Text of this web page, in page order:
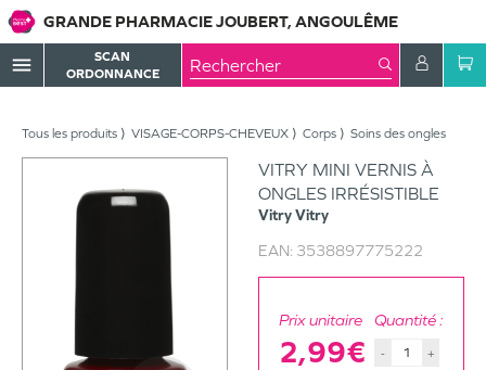
GRANDE PHARMACIE JOUBERT, ANGOULÊME
menu
SCAN
ORDONNANCE
Tous les produits VISAGE-CORPS-CHEVEUX Corps Soins des ongles
VITRY MINI VERNIS À
ONGLES IRRÉSISTIBLE
VitryVitry
EAN: 3538897775222
Prix unitaire
2,99€
Quantité :
- +